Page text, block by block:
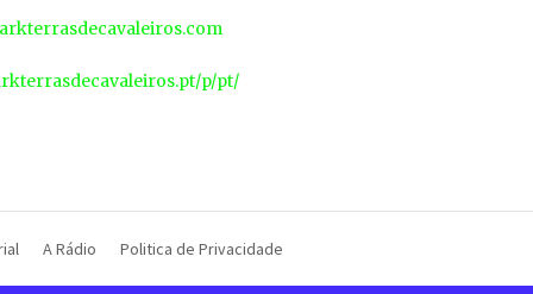
p/pt/
A Rádio Politica de Privacidade